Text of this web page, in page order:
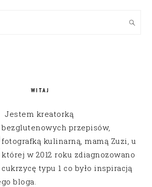
WITAJ
Jestem kreatorką
bezglutenowych przepisów,
fotografką kulinarną, mamą Zuzi, u
której w 2012 roku zdiagnozowano
cukrzycę typu 1 co było inspiracją
bloga.